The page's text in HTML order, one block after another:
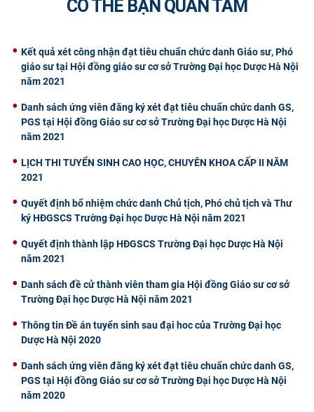
CÓ THỂ BẠN QUAN TÂM
Kết quả xét công nhận đạt tiêu chuẩn chức danh Giáo sư, Phó
giáo sư tại Hội đồng giáo sư cơ sở Trường Đại học Dược Hà Nội
năm 2021
Danh sách ứng viên đăng ký xét đạt tiêu chuẩn chức danh GS,
PGS tại Hội đồng Giáo sư cơ sở Trường Đại học Dược Hà Nội
năm 2021
​LỊCH THI TUYỂN SINH CAO HỌC, CHUYÊN KHOA CẤP II NĂM
2021
Quyết định bổ nhiệm chức danh Chủ tịch, Phó chủ tịch và Thư
ký HĐGSCS Trường Đại học Dược Hà Nội năm 2021
Quyết định thành lập HĐGSCS Trường Đại học Dược Hà Nội
năm 2021
Danh sách đề cử thành viên tham gia Hội đồng Giáo sư cơ sở
Trường Đại học Dược Hà Nội năm 2021
Thông tin Đề án tuyển sinh sau đại hoc của Trường Đại học
Dược Hà Nội 2020
Danh sách ứng viên đăng ký xét đạt tiêu chuẩn chức danh GS,
PGS tại Hội đồng Giáo sư cơ sở Trường Đại học Dược Hà Nội
năm 2020